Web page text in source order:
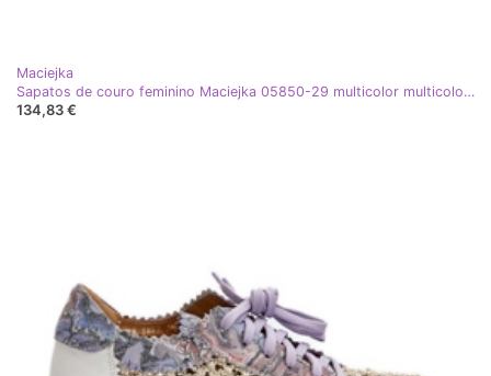
Maciejka
Sapatos de couro feminino Maciejka 05850-29 multicolor multicolorido
134,83 €